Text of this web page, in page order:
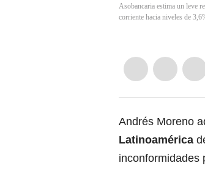
Asobancaria estima un leve
corriente hacia niveles de
Andrés Moreno
Latinoamérica
inconformidades